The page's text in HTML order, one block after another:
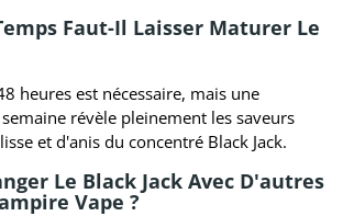
Faut-Il Laisser Maturer Le
heures est nécessaire, mais une
révèle pleinement les saveurs
et d'anis du concentré Black Jack.
Le Black Jack Avec D'autres
Vape ?